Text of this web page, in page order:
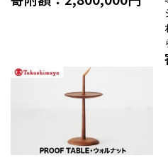
倉吉市
琴浦町
大山
南部町（鳥取県）
伯耆町
日南町（鳥取県）
日野町
江府町（鳥取県）
松江市
大田市（島根県）
安来市
岡山市（岡山県）
倉敷市
高梁市（岡山県）
瀬戸内